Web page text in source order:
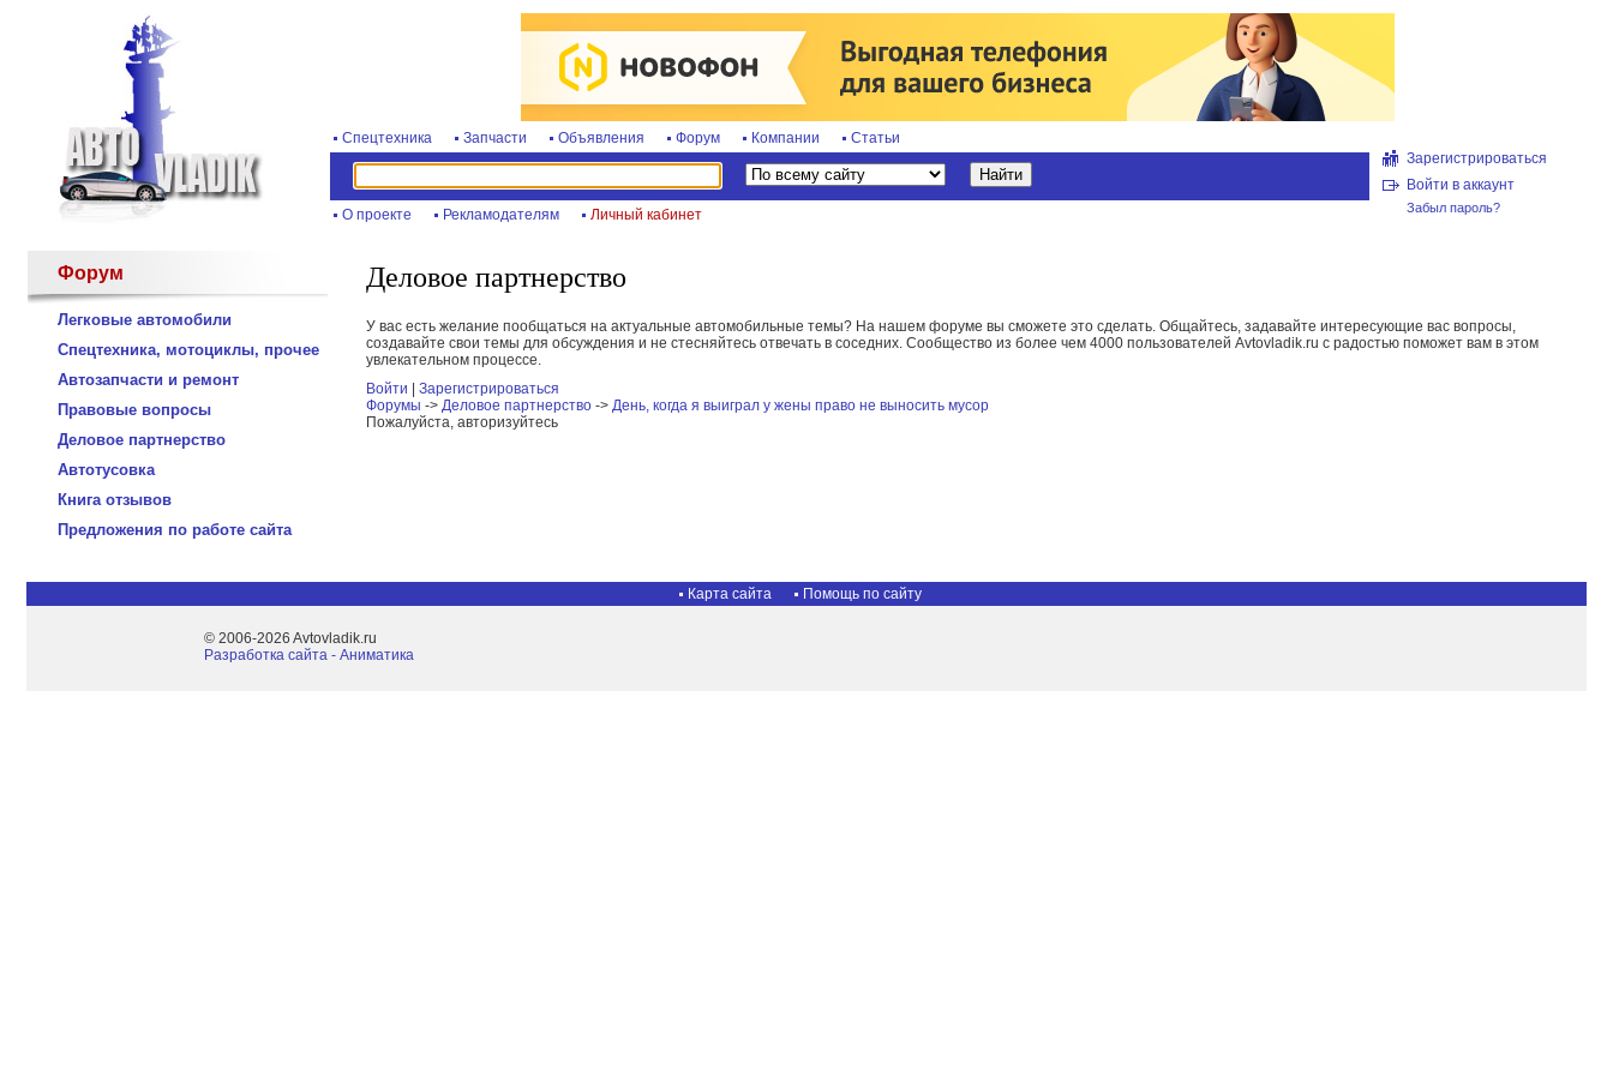
Спецтехника Запчасти Объявления Форум Компании Статьи
О проекте Рекламодателям Личный кабинет
Зарегистрироваться
Войти в аккаунт
Забыл пароль?
Форум
Легковые автомобили
Спецтехника, мотоциклы, прочее
Автозапчасти и ремонт
Правовые вопросы
Деловое партнерство
Автотусовка
Книга отзывов
Предложения по работе сайта
Деловое партнерство
У вас есть желание пообщаться на актуальные автомобильные темы? На нашем форуме вы сможете это сделать. Общайтесь, задавайте интересующие вас вопросы,
создавайте свои темы для обсуждения и не стесняйтесь отвечать в соседних. Сообщество из более чем 4000 пользователей Avtovladik.ru с радостью поможет вам в этом
увлекательном процессе.
Войти
Зарегистрироваться
Форумы -> Деловое партнерство -> День, когда я выиграл у жены право не выносить мусор
Пожалуйста, авторизуйтесь
Карта сайта Помощь по сайту
© 2006-2026 Avtovladik.ru
Разработка сайта - Aниматика